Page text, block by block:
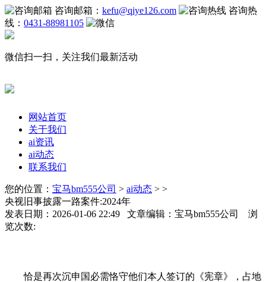
咨询邮箱： kefu@qiye126.com
咨询热
线： 0431-88981105
微信扫一扫，关注我们最新活动
网站首页
关于我们
ai资讯
ai动态
联系我们
您的位置： 宝马bm555公司 > ai动态 > >
央视旧事披露一路案件:2024年
发表日期：2026-01-06 22:49 文章编辑：宝马bm555公司 浏
览次数:
恰是再次沉申国必需恪守他们本人签订的《宪章》，占地